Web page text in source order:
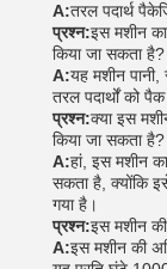
A:तरल पदार्थ
प्रश्न:इस मशीन
किया जा सकता है?
A:यह मशीन
तरल पदार्थों को
प्रश्न:क्या इस
किया जा सकता है?
A:हां, इस मशीन
सकता है, क्योंकि
गया है।
प्रश्न:इस मशीन
A:इस मशीन की